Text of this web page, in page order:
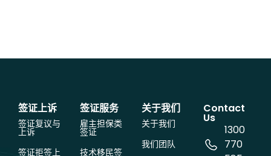
签证上诉
签证复议与
上诉
签证拒签上
签证服务
雇主担保类
签证
技术移民签
关于我们
关于我们
我们团队
Contact
Us
1300
770